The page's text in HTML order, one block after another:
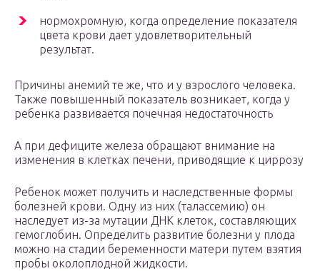
нормохромную, когда определение показателя
цвета крови дает удовлетворительный
результат.
Причины анемий те же, что и у взрослого человека.
Также повышенный показатель возникает, когда у
ребенка развивается почечная недостаточность
А при дефиците железа обращают внимание на
изменения в клетках печени, приводящие к циррозу
Ребенок может получить и наследственные формы
болезней крови. Одну из них (талассемию) он
наследует из-за мутации ДНК клеток, составляющих
гемоглобин. Определить развитие болезни у плода
можно на стадии беременности матери путем взятия
пробы околоплодной жидкости.